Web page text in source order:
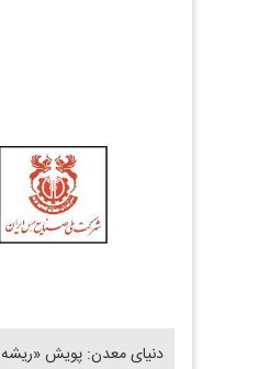
دنیای معدن: پویش «ریشه